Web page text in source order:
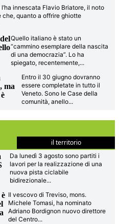
innescata Flavio Briatore, il noto
che, quanto a offrire ghiotte
Quello italiano è stato un
“cammino esemplare della nascita
di una democrazia”. Lo ha
spiegato, recentemente,...
ma
Entro il 30 giugno dovranno
essere completate in tutto il
Veneto. Sono le Case della
comunità, anello...
il territorio
Da lunedì 3 agosto sono partiti i
lavori per la realizzazione di una
nuova pista ciclabile
bidirezionale...
Il vescovo di Treviso, mons.
Michele Tomasi, ha nominato
Adriano Bordignon nuovo direttore
del Centro...